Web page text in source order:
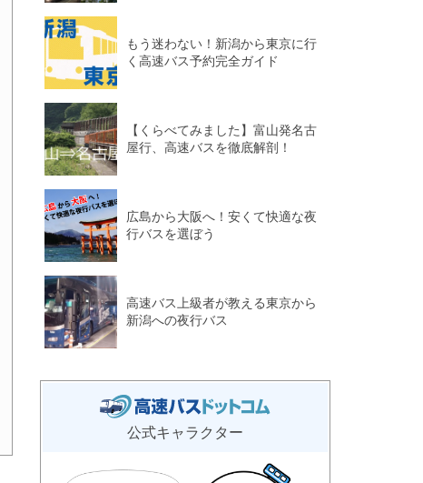
もう迷わない！新潟から東京に行
く高速バス予約完全ガイド
【くらべてみました】富山発名古
屋行、高速バスを徹底解剖！
広島から大阪へ！安くて快適な夜
行バスを選ぼう
高速バス上級者が教える東京から
新潟への夜行バス
公式キャラクター